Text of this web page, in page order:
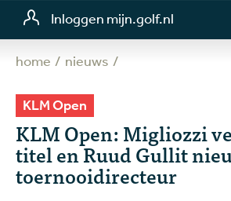
Inloggen mijn.golf.nl
home nieuws
KLM Open
KLM Open: Migliozzi
titel en Ruud Gullit
toernooidirecteur